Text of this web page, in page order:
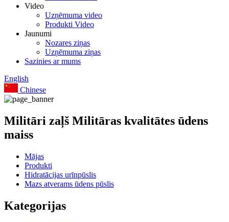
Video
Uzņēmuma video
Produkti Video
Jaunumi
Nozares ziņas
Uzņēmuma ziņas
Sazinies ar mums
English
Chinese
Militāri zaļš Militāras kvalitātes ūdens
maiss
Mājas
Produkti
Hidratācijas urīnpūslis
Mazs atverams ūdens pūslis
Kategorijas